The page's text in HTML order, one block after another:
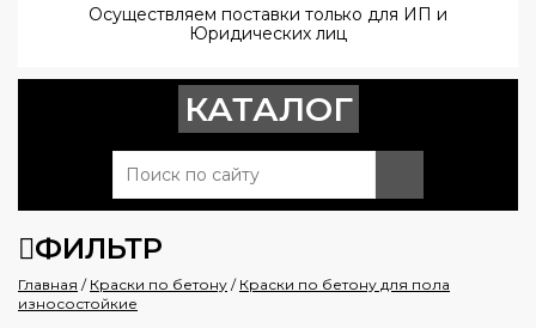
Осуществляем поставки только для ИП и
Юридических лиц
КАТАЛОГ
ФИЛЬТР
Главная / Краски по бетону / Краски по бетону для пола
износостойкие